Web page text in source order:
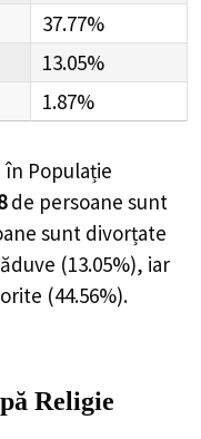
37.77%
13.05%
1.87%
Populație
de persoane sunt
sunt divorțate
(13.05%), iar
(44.56%).
Religie